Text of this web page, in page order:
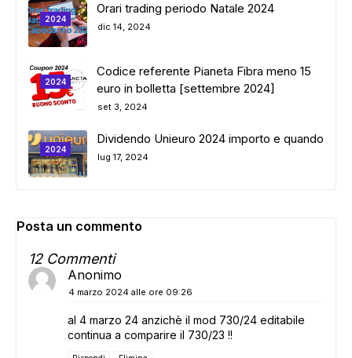
ADS
2024
Orari trading periodo Natale 2024
dic 14, 2024
2024
Codice referente Pianeta Fibra meno 15
euro in bolletta [settembre 2024]
set 3, 2024
2024
Dividendo Unieuro 2024 importo e quando
lug 17, 2024
Posta un commento
12 Commenti
Anonimo
4 marzo 2024 alle ore 09:26
al 4 marzo 24 anzichè il mod 730/24 editabile
continua a comparire il 730/23 !!